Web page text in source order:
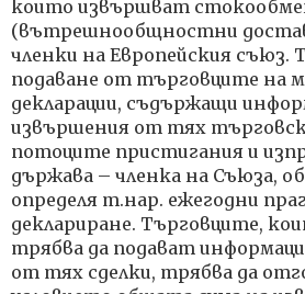
които извършват
(вътрешнообщностни
членки на Европейския съюз.
подаване от търговците на
декларации, съдържащи
извършения от тях
потоците пристигания и
държава – членка на Съюза,
определя т.нар. ежегодни
деклариране. Търговците,
трябва да подават
от тях сделки, трябва да